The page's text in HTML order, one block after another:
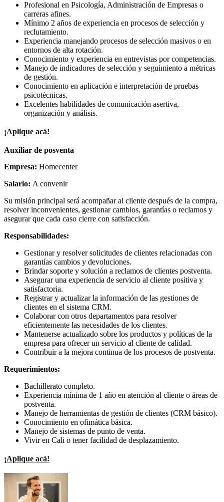
Profesional en Psicología, Administración de Empresas o
carreras afines.
Mínimo 2 años de experiencia en procesos de selección y
reclutamiento.
Experiencia manejando procesos de selección masivos o en
entornos de alta rotación.
Conocimiento y experiencia en entrevistas por competencias.
Manejo de indicadores de selección y seguimiento a métricas
de gestión.
Conocimiento en aplicación e interpretación de pruebas
psicotécnicas.
Excelentes habilidades de comunicación asertiva,
organización y análisis.
¡Aplique acá!
Auxiliar de posventa
Empresa: Homecenter
Salario: A convenir
Su misión principal será acompañar al cliente después de la compra,
resolver inconvenientes, gestionar cambios, garantías o reclamos y
asegurar que cada caso cierre con satisfacción.
Responsabilidades:
Gestionar y resolver solicitudes de clientes relacionadas con
garantías cambios y devoluciones.
Brindar soporte y solución a reclamos de clientes postventa.
Asegurar una experiencia de servicio al cliente positiva y
satisfactoria.
Registrar y actualizar la información de las gestiones de
clientes en el sistema CRM.
Colaborar con otros departamentos para resolver
eficientemente las necesidades de los clientes.
Mantenerse actualizado sobre los productos y políticas de la
empresa para ofrecer un servicio al cliente de calidad.
Contribuir a la mejora continua de los procesos de postventa.
Requerimientos:
Bachillerato completo.
Experiencia mínima de 1 año en atención al cliente o áreas de
postventa.
Manejo de herramientas de gestión de clientes (CRM básico).
Conocimiento en ofimática básica.
Manejo de sistemas de punto de venta.
Vivir en Cali o tener facilidad de desplazamiento.
¡Aplique acá!